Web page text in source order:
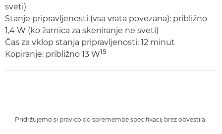
sveti)
Stanje pripravljenosti (vsa vrata povezana): približno
1,4 W (ko žarnica za skeniranje ne sveti)
Čas za vklop stanja pripravljenosti: 12 minut
Kopiranje: približno 13 W15
Pridržujemo si pravico do spremembe specifikacij brez obvestila.